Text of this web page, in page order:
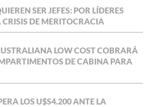
SER JEFES: POR LÍDERES
DE MERITOCRACIA
LOW COST COBRARÁ
DE CABINA PARA
LOS U$S4.200 ANTE LA